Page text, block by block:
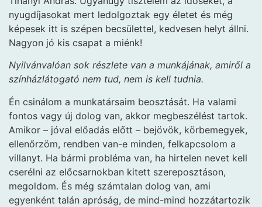
nyugdíjasokat mert ledolgoztak egy életet és még
képesek itt is szépen becsülettel, kedvesen helyt állni.
Nagyon jó kis csapat a miénk!
Nyilvánvalóan sok részlete van a munkájának, amiről a
színházlátogató nem tud, nem is kell tudnia.
Én csinálom a munkatársaim beosztását. Ha valami
fontos vagy új dolog van, akkor megbeszélést tartok.
Amikor – jóval előadás előtt – bejövök, körbemegyek,
ellenőrzöm, rendben van-e minden, felkapcsolom a
villanyt. Ha bármi probléma van, ha hirtelen nevet kell
cserélni az előcsarnokban kitett szereposztáson,
megoldom. És még számtalan dolog van, ami
egyenként talán apróság, de mind-mind hozzátartozik